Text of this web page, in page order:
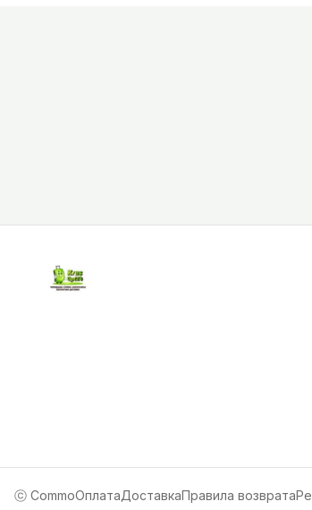
ⓒ CommoОплатаДоставкаПравила возврата